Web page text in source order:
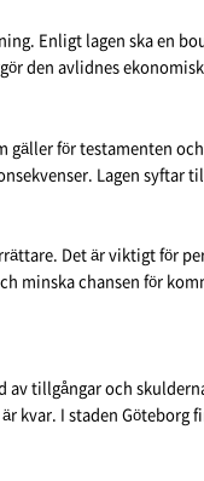
Enligt lagen ska en
den avlidnes
för testamenten
Lagen syftar
Det är viktigt för
minska chansen för
tillgångar och
kvar. I staden